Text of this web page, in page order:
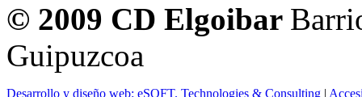
© 2009 CD Elgoibar
Guipuzcoa
Desarrollo y diseño web: eSOFT. Technologies & Consulting |